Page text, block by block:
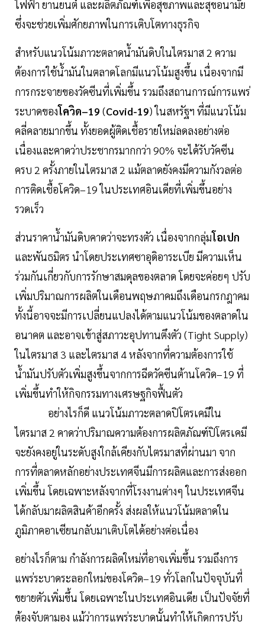
ไฟฟ้า ยานยนต์ และผลิตภัณฑ์เพื่อสุขภาพและสุขอนามัย
ซึ่งจะช่วยเพิ่มศักยภาพในการเติบโตทางธุรกิจ
สำหรับแนวโน้มภาวะตลาดน้ำมันดิบในไตรมาส 2 ความ
ต้องการใช้น้ำมันในตลาดโลกมีแนวโน้มสูงขึ้น เนื่องจากมี
การกระจายของวัคซีนที่เพิ่มขึ้น รวมถึงสถานการณ์การแพร่
ระบาดของโควิด–19 (Covid-19) ในสหรัฐฯ ที่มีแนวโน้ม
คลี่คลายมากขึ้น ทั้งยอดผู้ติดเชื้อรายใหม่ลดลงอย่างต่อ
เนื่องและคาดว่าประชากรมากกว่า 90% จะได้รับวัคซีน
ครบ 2 ครั้งภายในไตรมาส 2 แม้ตลาดยังคงมีความกังวลต่อ
การติดเชื้อโควิด–19 ในประเทศอินเดียที่เพิ่มขึ้นอย่าง
รวดเร็ว
ส่วนราคาน้ำมันดิบคาดว่าจะทรงตัว เนื่องจากกลุ่มโอเปก
และพันธมิตร นำโดยประเทศซาอุดิอาระเบีย มีความเห็น
ร่วมกันเกี่ยวกับการรักษาสมดุลของตลาด โดยจะค่อยๆ ปรับ
เพิ่มปริมาณการผลิตในเดือนพฤษภาคมถึงเดือนกรกฎาคม
ทั้งนี้อาจจะมีการเปลี่ยนแปลงได้ตามแนวโน้มของตลาดใน
อนาคต และอาจเข้าสู่สภาวะอุปทานตึงตัว (Tight Supply)
ในไตรมาส 3 และไตรมาส 4 หลังจากที่ความต้องการใช้
น้ำมันปรับตัวเพิ่มสูงขึ้นจากการฉีดวัคซีนต้านโควิด–19 ที่
เพิ่มขึ้นทำให้กิจกรรมทางเศรษฐกิจฟื้นตัว
อย่างไรก็ดี แนวโน้มภาวะตลาดปิโตรเคมีใน
ไตรมาส 2 คาดว่าปริมาณความต้องการผลิตภัณฑ์ปิโตรเคมี
จะยังคงอยู่ในระดับสูงใกล้เคียงกับไตรมาสที่ผ่านมา จาก
การที่ตลาดหลักอย่างประเทศจีนมีการผลิตและการส่งออก
เพิ่มขึ้น โดยเฉพาะหลังจากที่โรงงานต่างๆ ในประเทศจีน
ได้กลับมาผลิตสินค้าอีกครั้ง ส่งผลให้แนวโน้มตลาดใน
ภูมิภาคอาเซียนกลับมาเติบโตได้อย่างต่อเนื่อง
อย่างไรก็ตาม กำลังการผลิตใหม่ที่อาจเพิ่มขึ้น รวมถึงการ
แพร่ระบาดระลอกใหม่ของโควิด–19 ทั่วโลกในปัจจุบันที่
ขยายตัวเพิ่มขึ้น โดยเฉพาะในประเทศอินเดีย เป็นปัจจัยที่
ต้องจับตามอง แม้ว่าการแพร่ระบาดนั้นทำให้เกิดการปรับ